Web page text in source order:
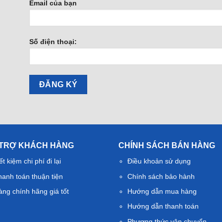
Email của bạn
Số điện thoại:
KHÁCH HÀNG
kiệm chi phí đi lại
toán thuận tiện
chính hãng giá tốt
CHÍNH SÁCH BÁN HÀNG
Điều khoản sử dụng
Chính sách bảo hành
Hướng dẫn mua hàng
Hướng dẫn thanh toán